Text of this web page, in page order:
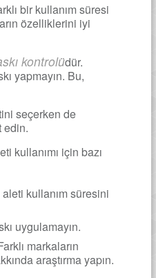
bir kullanım süresi
özelliklerini iyi
kontrolüdür.
yapmayın. Bu,
seçerken de
edin.
kullanımı için bazı
kullanım süresini
uygulamayın.
markaların
araştırma yapın.